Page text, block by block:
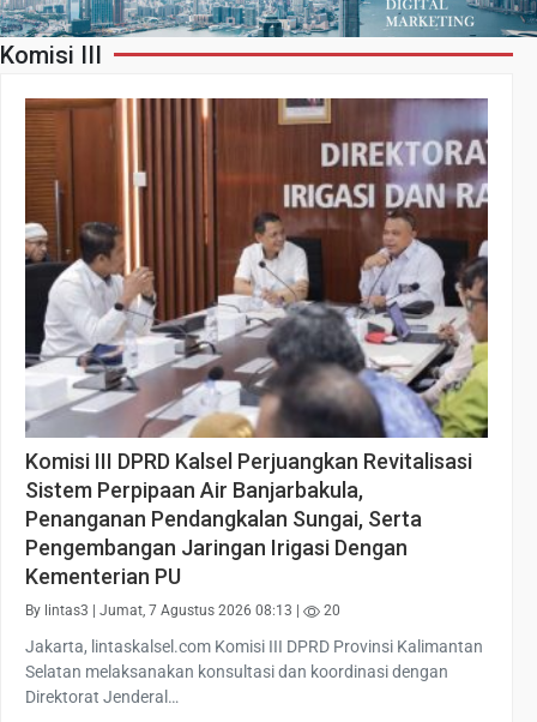
Komisi III
Komisi III DPRD Kalsel Perjuangkan Revitalisasi
Sistem Perpipaan Air Banjarbakula,
Penanganan Pendangkalan Sungai, Serta
Pengembangan Jaringan Irigasi Dengan
Kementerian PU
By lintas3 | Jumat, 7 Agustus 2026 08:13 | 20
Jakarta, lintaskalsel.com Komisi III DPRD Provinsi Kalimantan
Selatan melaksanakan konsultasi dan koordinasi dengan
Direktorat Jenderal…